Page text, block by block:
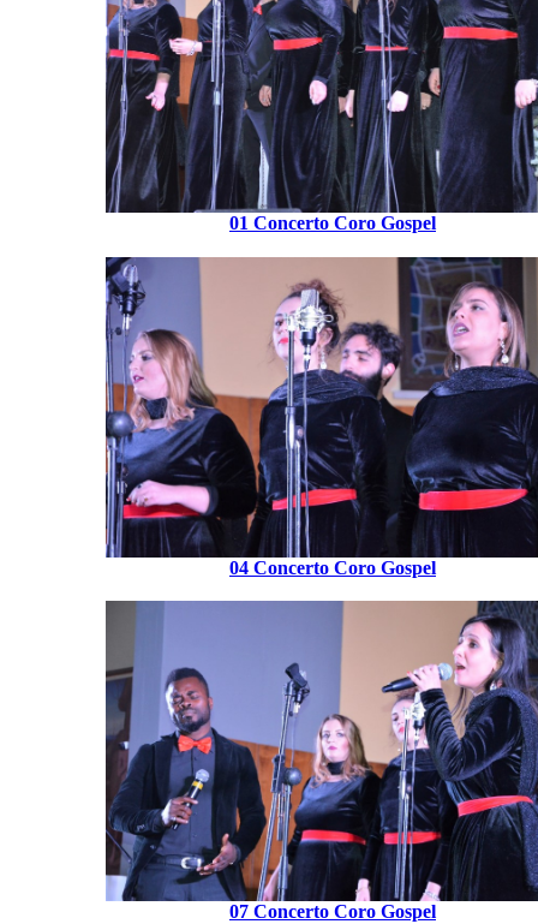
01 Concerto Coro Gospel
04 Concerto Coro Gospel
07 Concerto Coro Gospel